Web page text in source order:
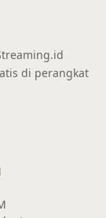
di perangkat